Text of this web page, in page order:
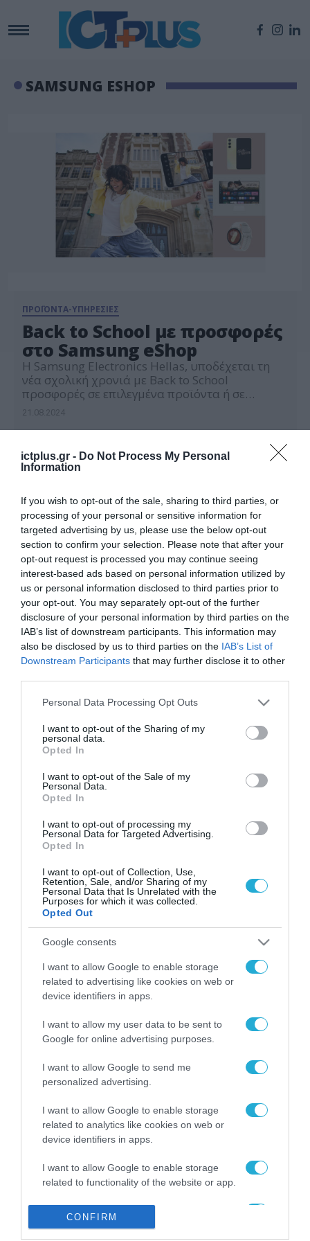
ictplus.gr - Do Not Process My Personal
Information
If you wish to opt-out of the sale, sharing to third parties, or
processing of your personal or sensitive information for
targeted advertising by us, please use the below opt-out
section to confirm your selection. Please note that after your
opt-out request is processed you may continue seeing
interest-based ads based on personal information utilized by
us or personal information disclosed to third parties prior to
your opt-out. You may separately opt-out of the further
disclosure of your personal information by third parties on the
IAB’s list of downstream participants. This information may
also be disclosed by us to third parties on the IAB’s List of
Downstream Participants that may further disclose it to other
Please note that this website/app uses one or more Google
not limited to your visit or usage behaviour. You may click to
grant or deny consent to Google and its third-party tags to
use your data for below specified purposes in below Google
consent section.
Personal Data Processing Opt Outs
I want to opt-out of the Sharing of my
personal data.
Opted In
I want to opt-out of the Sale of my
Personal Data.
Opted In
I want to opt-out of processing my
Personal Data for Targeted Advertising.
Opted In
I want to opt-out of Collection, Use,
Retention, Sale, and/or Sharing of my
Personal Data that Is Unrelated with the
Purposes for which it was collected.
Opted Out
Google consents
I want to allow Google to enable storage
related to advertising like cookies on web or
device identifiers in apps.
I want to allow my user data to be sent to
Google for online advertising purposes.
I want to allow Google to send me
personalized advertising.
I want to allow Google to enable storage
related to analytics like cookies on web or
device identifiers in apps.
I want to allow Google to enable storage
related to functionality of the website or app.
related to personalization.
CONFIRM
SAMSUNG ESHOP
ΠΡΟΪΟΝΤΑ-ΥΠΗΡΕΣΙΕΣ
Back to School με προσφορές
στο Samsung eShop
Η Samsung Electronics Hellas, υποδέχεται τη
νέα σχολική χρονιά με Back to School
προσφορές σε επιλεγμένα προϊόντα ή σε
δυνατότητα να αποκτήσουν ορισμένες Galaxy
συσκευές και προϊόντα Samsung με οφέλη από
το Samsung eShop. Όλοι όσοι ενδιαφέρονται
αιχμής με […]
ΡΟΗ ΕΙΔΗΣΕΩΝ
Το χρηματοδοτούμενο
από την ΕΕ έργο “The
ενισχύει την ασφάλεια
των παιδιών στο
διαδίκτυο
31.07.2026
για τα πρόστιμα σε
παραβάσεις που
αφορούν τους ΦΗΜ
Σ. Καλαφάτης: «Η
δεν είναι απλώς μια
νέα τεχνολογία, είναι
μια νέα βιομηχανική
31.07.2026
Νέος οδηγός του ΕΚΤ
για τη χρηματοδότηση
των ελληνικών
επιχειρήσεων στον
χώρο της άμυνας
31.07.2026